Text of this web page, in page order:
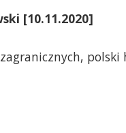
[10.11.2020]